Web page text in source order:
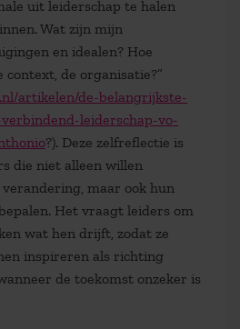
uit leiderschap te halen
Wat zijn mijn
en idealen? Hoe
de organisatie?”
artikelen/de-belangrijkste-
leiderschap-vo-
?). Deze zelfreflectie is
die niet alleen willen
maar ook hun
Het vraagt leiders om
wat hen drijft, zodat ze
inspireren als richting
de toekomst onzeker is